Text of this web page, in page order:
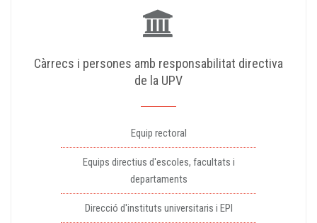
Càrrecs i persones amb responsabilitat directiva
de la UPV
Equip rectoral
Equips directius d'escoles, facultats i
departaments
Direcció d'instituts universitaris i EPI